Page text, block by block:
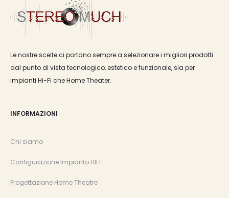
Le nostre scelte ci portano sempre a selezionare i migliori prodotti
dal punto di vista tecnologico, estetico e funzionale, sia per
impianti Hi-Fi che Home Theater.
INFORMAZIONI
Chi siamo
Configurazione Impianto HIFI
Progettazione Home Theatre